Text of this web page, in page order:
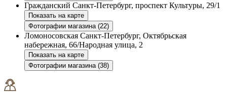
Гражданский Санкт-Петербург, проспект Культуры, 29/1
Показать на карте
Фотографии магазина (22)
Ломоносовская Санкт-Петербург, Октябрьская
набережная, 66/Народная улица, 2
Показать на карте
Фотографии магазина (38)